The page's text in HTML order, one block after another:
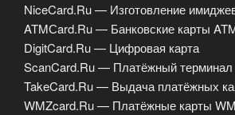
NiceCard.Ru — Изготовление
ATMСard.Ru — Банковские карты
DigitCard.Ru — Цифровая карта
ScanCard.Ru — Платёжный терминал
TakeCard.Ru — Выдача платёжных
WMZcard.Ru — Платёжные карты